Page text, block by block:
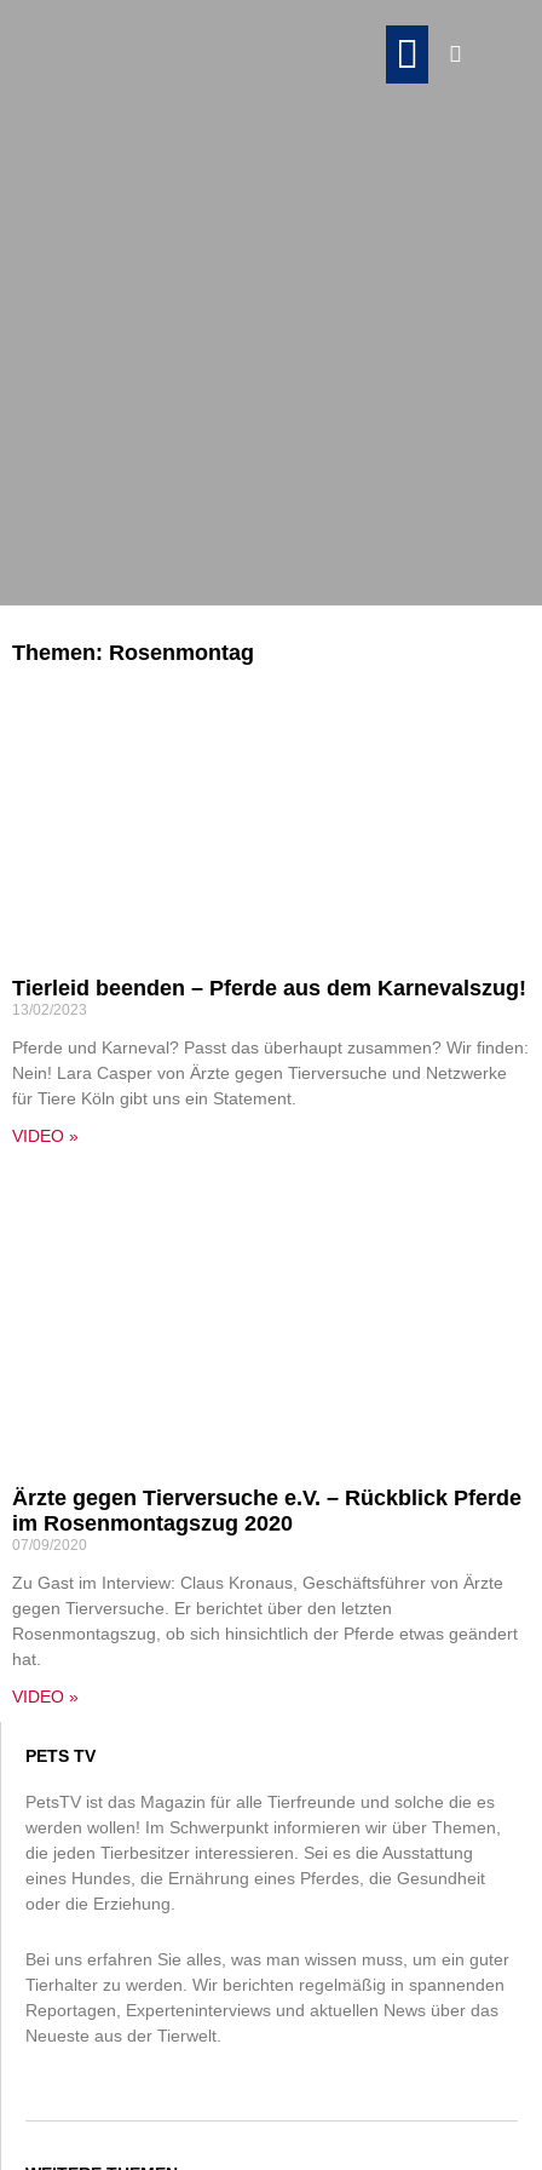
Themen: Rosenmontag
Tierleid beenden – Pferde aus dem Karnevalszug!
13/02/2023
Pferde und Karneval? Passt das überhaupt zusammen? Wir finden:
Nein! Lara Casper von Ärzte gegen Tierversuche und Netzwerke
für Tiere Köln gibt uns ein Statement.
VIDEO »
Ärzte gegen Tierversuche e.V. – Rückblick Pferde
im Rosenmontagszug 2020
07/09/2020
Zu Gast im Interview: Claus Kronaus, Geschäftsführer von Ärzte
gegen Tierversuche. Er berichtet über den letzten
Rosenmontagszug, ob sich hinsichtlich der Pferde etwas geändert
hat.
VIDEO »
PETS TV
PetsTV ist das Magazin für alle Tierfreunde und solche die es
werden wollen! Im Schwerpunkt informieren wir über Themen,
die jeden Tierbesitzer interessieren. Sei es die Ausstattung
eines Hundes, die Ernährung eines Pferdes, die Gesundheit
oder die Erziehung.
Bei uns erfahren Sie alles, was man wissen muss, um ein guter
Tierhalter zu werden. Wir berichten regelmäßig in spannenden
Reportagen, Experteninterviews und aktuellen News über das
Neueste aus der Tierwelt.